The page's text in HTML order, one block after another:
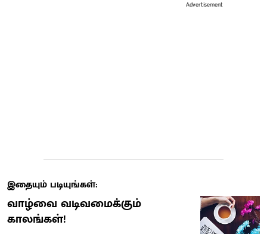
Advertisement
இதையும் படியுங்கள்:
வாழ்வை வடிவமைக்கும்
காலங்கள்!